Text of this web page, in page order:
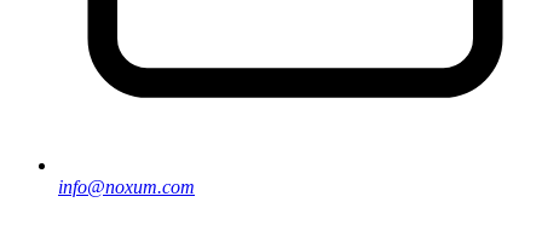
info@noxum.com